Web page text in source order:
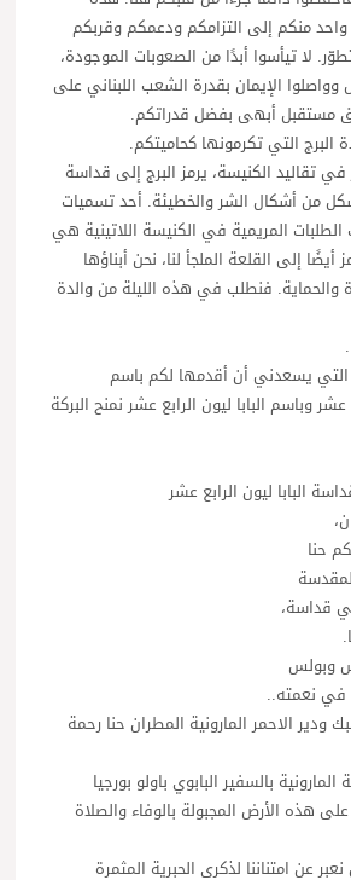
منكم إلى التزامكم ودعمكم وقربكم
لا تيأسوا أبدًا من الصعوبات الموجودة،
الإيمان بقدرة الشعب اللبناني على
مستقبل أبهى بفضل قدراتكم.
البرج التي تكرمونها كحاميتكم.
تقاليد الكنيسة، يرمز البرج إلى قداسة
من أشكال الشر والخطيئة. أحد تسميات
المريمية في الكنيسة اللاتينية هي
أيضًا إلى القلعة الملجأ لنا، نحن أبناؤها
والحماية. فنطلب في هذه الليلة من والدة
التي يسعدني أن أقدمها لكم باسم
عشر وباسم البابا ليون الرابع عشر نمنح البركة
البابا ليون الرابع عشر
حنا
قداسة،
وبولس
في نعمته..
ودير الاحمر المارونية المطران حنا رحمة
بالسفير البابوي باولو بورجيا
هذه الأرض المجبولة بالوفاء والصلاة
عن امتناننا لذكرى الحبرية المثمرة